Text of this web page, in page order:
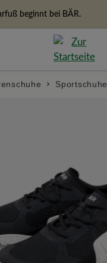
beginnt bei BÄR.
Sportschuhe